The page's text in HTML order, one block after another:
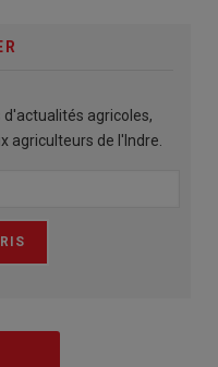
agricoles,
agriculteurs de l'Indre.